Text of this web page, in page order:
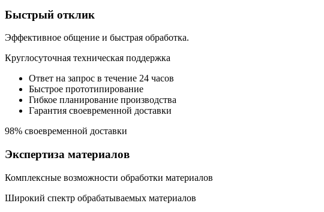
Быстрый отклик
Эффективное общение и быстрая обработка.
Круглосуточная техническая поддержка
Ответ на запрос в течение 24 часов
Быстрое прототипирование
Гибкое планирование производства
Гарантия своевременной доставки
98% своевременной доставки
Экспертиза материалов
Комплексные возможности обработки материалов
Широкий спектр обрабатываемых материалов